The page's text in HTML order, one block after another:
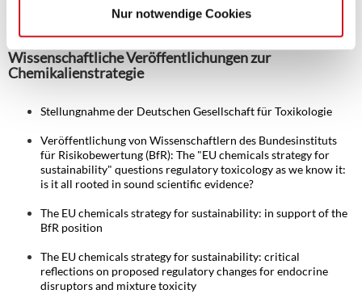
Nur notwendige Cookies
Chemikalienstrategie zur Devise wird.
Wissenschaftliche Veröffentlichungen zur
Chemikalienstrategie
Stellungnahme der Deutschen Gesellschaft für Toxikologie
Veröffentlichung von Wissenschaftlern des Bundesinstituts
für Risikobewertung (BfR): The "EU chemicals strategy for
sustainability" questions regulatory toxicology as we know it:
is it all rooted in sound scientific evidence?
The EU chemicals strategy for sustainability: in support of the
BfR position
The EU chemicals strategy for sustainability: critical
reflections on proposed regulatory changes for endocrine
disruptors and mixture toxicity